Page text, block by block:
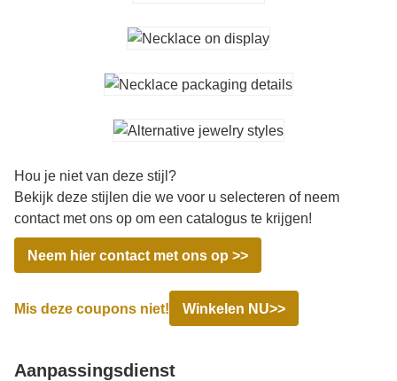
Hou je niet van deze stijl?
Bekijk deze stijlen die we voor u selecteren of neem
contact met ons op om een catalogus te krijgen!
Neem hier contact met ons op >>
Mis deze coupons niet! Winkelen NU>>
Aanpassingsdienst